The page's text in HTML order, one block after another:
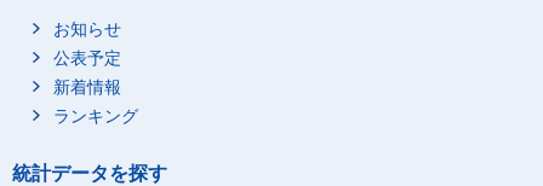
お知らせ
公表予定
新着情報
ランキング
統計データを探す